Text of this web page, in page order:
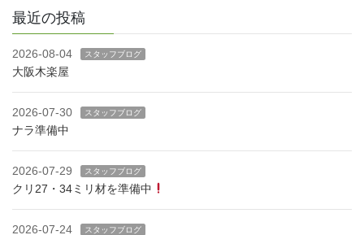
最近の投稿
2026-08-04 スタッフブログ
大阪木楽屋
2026-07-30 スタッフブログ
ナラ準備中
2026-07-29 スタッフブログ
クリ27・34ミリ材を準備中
2026-07-24 スタッフブログ